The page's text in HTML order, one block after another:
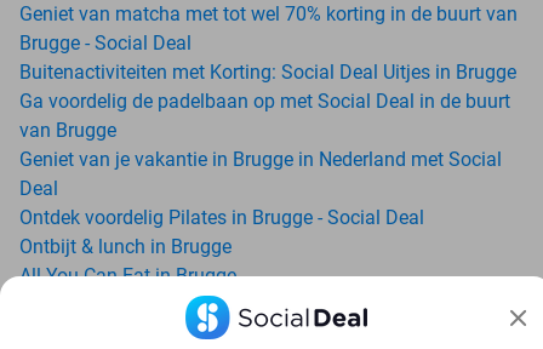
Geniet van matcha met tot wel 70% korting in de buurt van
Brugge - Social Deal
Buitenactiviteiten met Korting: Social Deal Uitjes in Brugge
Ga voordelig de padelbaan op met Social Deal in de buurt
van Brugge
Geniet van je vakantie in Brugge in Nederland met Social
Deal
Ontdek voordelig Pilates in Brugge - Social Deal
Ontbijt & lunch in Brugge
All-You-Can-Eat in Brugge
Avondje uit in regio Brugge? Ontdek 6x inspiratie voor een
onvergetelijke avond